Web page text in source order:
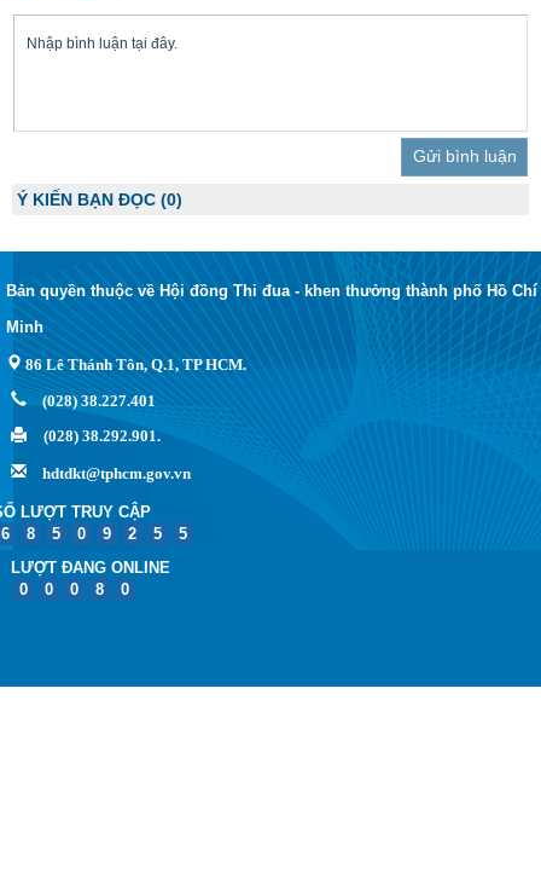
Trả lời
Ý KIẾN BẠN ĐỌC(0)
Bản quyền thuộc về Hội đồng Thi đua - khen thưởng thành phố Hồ Chí
Minh
86 Lê Thánh Tôn, Q.1, TP HCM.
(028) 38.227.401
(028) 38.292.901.
hdtdkt@tphcm.gov.vn
LƯỢT TRUY CẬP
6
8 5 0 9 2 5
5
LƯỢT ĐANG ONLINE
0
0 0 8 0